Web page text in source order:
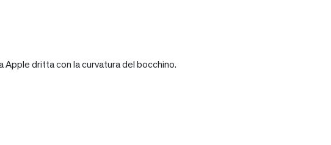
Apple dritta con la curvatura del bocchino.